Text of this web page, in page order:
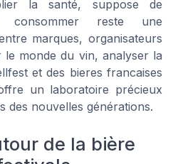
la santé, suppose de
reste une
marques, organisateurs
monde du vin, analyser la
et des bieres francaises
un laboratoire précieux
des nouvelles générations.
de la bière